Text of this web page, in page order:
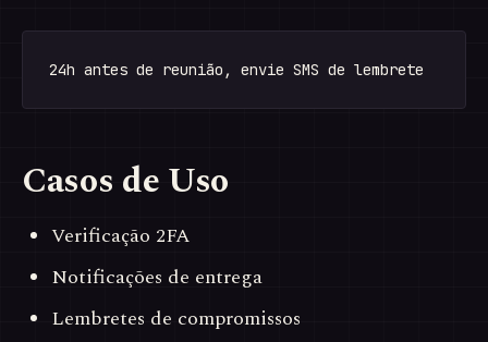
Casos de Uso
Verificação 2FA
Notificações de entrega
Lembretes de compromissos